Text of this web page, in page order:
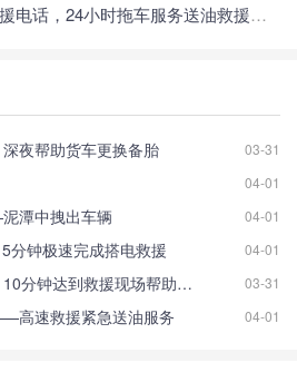
，24小时拖车服务送油救援怎么收费的
夜帮助货车更换备胎 03-31
04-01
潭中拽出车辆 04-01
分钟极速完成搭电救援 04-01
道路救援拖车服务案例：10分钟达到救援现场帮助车主脱离困境！ 03-31
高速救援紧急送油服务 04-01